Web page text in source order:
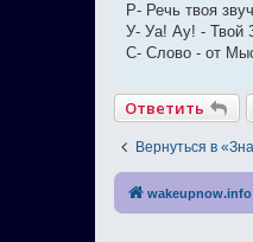
и
е
Р- Речь твоя
У- Уа! Ау! - Твой
С- Слово - от
Ответить
Вернуться в
wakeupnow.info